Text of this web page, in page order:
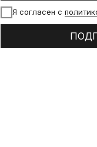
Я согласен с